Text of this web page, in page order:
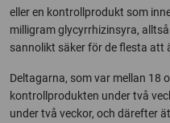
eller en kontrollprodukt som
milligram glycyrrhizinsyra,
sannolikt säker för de flesta att
Deltagarna, som var mellan 18
kontrollprodukten under två
under två veckor, och därefter